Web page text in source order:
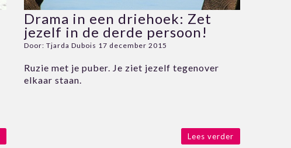
Drama in een driehoek: Zet
jezelf in de derde persoon!
Door: Tjarda Dubois 17 december 2015
Ruzie met je puber. Je ziet jezelf tegenover
elkaar staan.
Lees verder